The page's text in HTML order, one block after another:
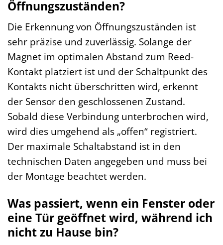
Öffnungszuständen?
Die Erkennung von Öffnungszuständen ist
sehr präzise und zuverlässig. Solange der
Magnet im optimalen Abstand zum Reed-
Kontakt platziert ist und der Schaltpunkt des
Kontakts nicht überschritten wird, erkennt
der Sensor den geschlossenen Zustand.
Sobald diese Verbindung unterbrochen wird,
wird dies umgehend als „offen“ registriert.
Der maximale Schaltabstand ist in den
technischen Daten angegeben und muss bei
der Montage beachtet werden.
Was passiert, wenn ein Fenster oder
eine Tür geöffnet wird, während ich
nicht zu Hause bin?